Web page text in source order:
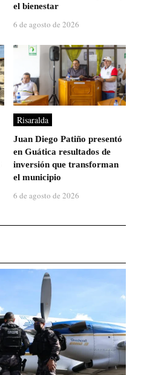
el bienestar
6 de agosto de 2026
Risaralda
Juan Diego Patiño presentó
en Guática resultados de
inversión que transforman
el municipio
6 de agosto de 2026